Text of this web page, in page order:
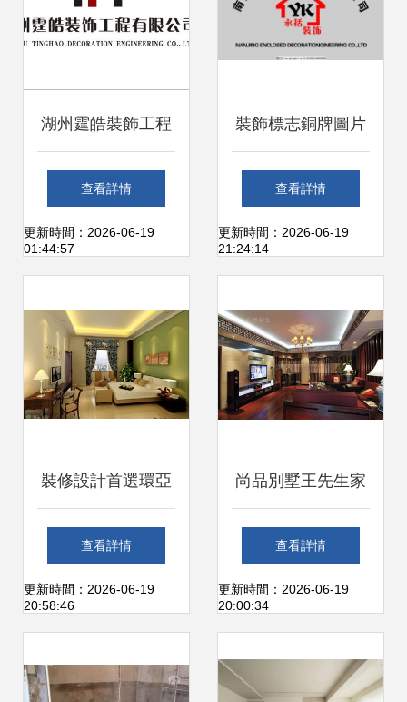
湖州霆皓裝飾工程
匠心鑄就品質空間
查看詳情
更新時間：2026-06-19
01:44:57
裝飾標志銅牌圖片
在裝飾裝修工程中
的應用與價值
查看詳情
更新時間：2026-06-19
21:24:14
裝修設計首選環亞
裝飾，匠心打造荔
城家居新生活
查看詳情
更新時間：2026-06-19
20:58:46
尚品別墅王先生家
一場關于生活美學
的定制之旅
查看詳情
更新時間：2026-06-19
20:00:34